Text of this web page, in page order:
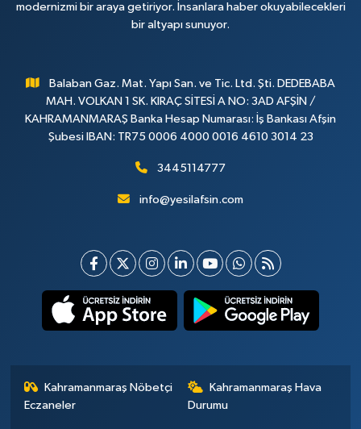
modernizmi bir araya getiriyor. İnsanlara haber okuyabilecekleri
bir altyapı sunuyor.
Balaban Gaz. Mat. Yapı San. ve Tic. Ltd. Şti. DEDEBABA
MAH. VOLKAN 1 SK. KIRAÇ SİTESİ A NO: 3AD AFŞİN /
KAHRAMANMARAŞ Banka Hesap Numarası: İş Bankası Afşin
Şubesi IBAN: TR75 0006 4000 0016 4610 3014 23
3445114777
info@yesilafsin.com
Kahramanmaraş Nöbetçi
Eczaneler
Kahramanmaraş Hava
Durumu